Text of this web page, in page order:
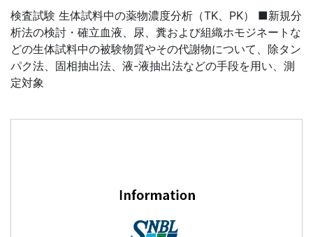
検査試験 生体試料中の薬物濃度分析（TK、PK） ■新規分
析法の検討・確立血液、尿、糞および組織ホモジネートな
どの生体試料中の被験物質やその代謝物について、除タン
パク法、固相抽出法、液-液抽出法などの手段を用い、測
定対象